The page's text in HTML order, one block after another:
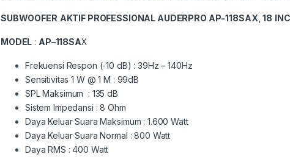
SUBWOOFER AKTIFPROFESSIONAL AUDERPRO AP-118SAX , 18
MODEL : AP–118SAX
Frekuensi Respon (-10 dB) : 39Hz – 140Hz
Sensitivitas 1 W @ 1 M : 99dB
SPL Maksimum : 135 dB
Sistem Impedansi : 8 Ohm
Daya Keluar Suara Maksimum : 1.600 Watt
Daya Keluar Suara Normal : 800 Watt
Daya RMS : 400 Watt